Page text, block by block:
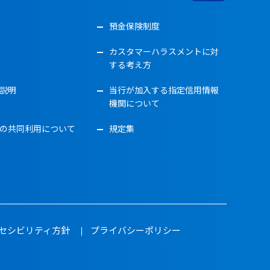
預金保険制度
カスタマーハラスメントに対
する考え方
明
当行が加入する指定信用情報
機関について
共同利用について 規定集
シビリティ方針 プライバシーポリシー